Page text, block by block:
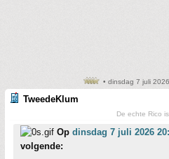
• dinsdag 7 juli
TweedeKlum
De echte Rico
Op dinsdag 7 juli 2026
volgende: